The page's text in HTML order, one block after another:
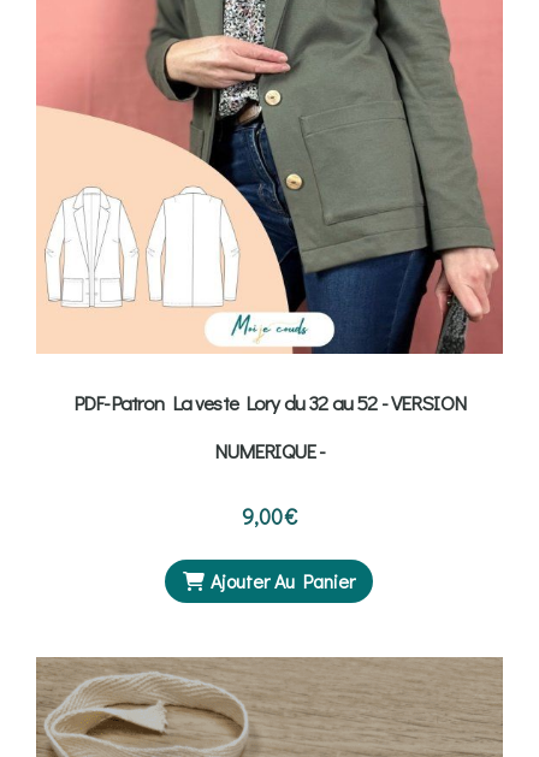
PDF-Patron La veste Lory du 32 au 52 - VERSION
NUMERIQUE -
9,00€
Ajouter Au Panier